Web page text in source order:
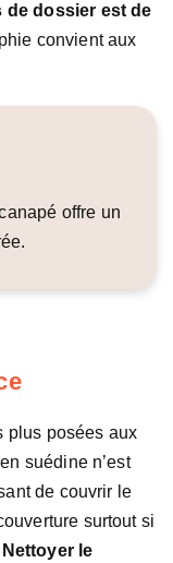
de dossier est de
convient aux
offre un
plus posées aux
suédine n’est
de couvrir le
surtout si
Nettoyer le